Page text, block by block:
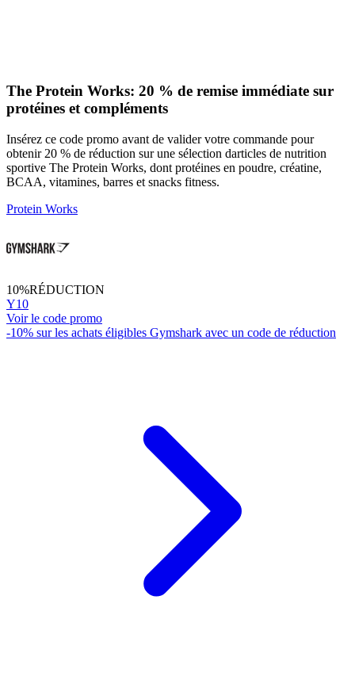
The Protein Works: 20 % de remise immédiate sur
protéines et compléments
Insérez ce code promo avant de valider votre commande pour
obtenir 20 % de réduction sur une sélection darticles de nutrition
sportive The Protein Works, dont protéines en poudre, créatine,
BCAA, vitamines, barres et snacks fitness.
Protein Works
10%RÉDUCTION
Y10
Voir le code promo
-10% sur les achats éligibles Gymshark avec un code de réduction